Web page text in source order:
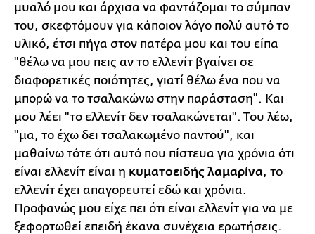
μυαλό μου και άρχισα να φαντάζομαι το σύμπαν
του, σκεφτόμουν για κάποιον λόγο πολύ αυτό το
υλικό, έτσι πήγα στον πατέρα μου και του είπα
"θέλω να μου πεις αν το ελλενίτ βγαίνει σε
διαφορετικές ποιότητες, γιατί θέλω ένα που να
μπορώ να το τσαλακώνω στην παράσταση". Και
μου λέει "το ελλενίτ δεν τσαλακώνεται". Του λέω,
"μα, το έχω δει τσαλακωμένο παντού", και
μαθαίνω τότε ότι αυτό που πίστευα για χρόνια ότι
είναι ελλενίτ είναι η κυματοειδής λαμαρίνα, το
ελλενίτ έχει απαγορευτεί εδώ και χρόνια.
Προφανώς μου είχε πει ότι είναι ελλενίτ για να με
ξεφορτωθεί επειδή έκανα συνέχεια ερωτήσεις.